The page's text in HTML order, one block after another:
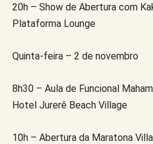
20h – Show de Abertura com
Plataforma Lounge
Quinta-feira – 2 de novembro
8h30 – Aula de Funcional
Hotel Jurerê Beach Village
10h – Abertura da Maratona